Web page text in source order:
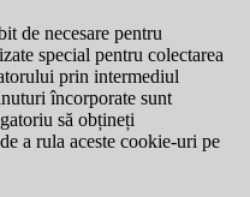
de necesare pentru
special pentru colectarea
prin intermediul
încorporate sunt
să obțineți
a rula aceste cookie-uri pe